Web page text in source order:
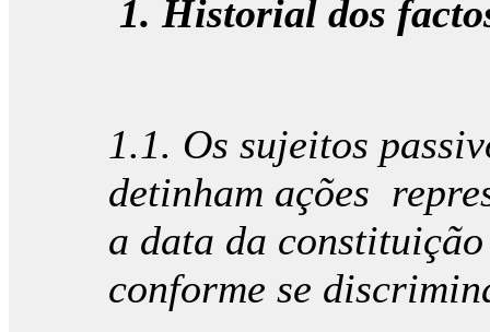
1. Historial dos
1.1. Os sujeitos
detinham ações
a data da
conforme se